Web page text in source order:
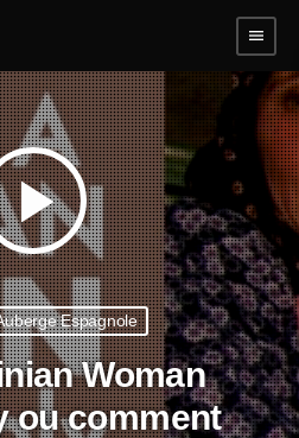
menu
Espagnole
Woman
ou comment